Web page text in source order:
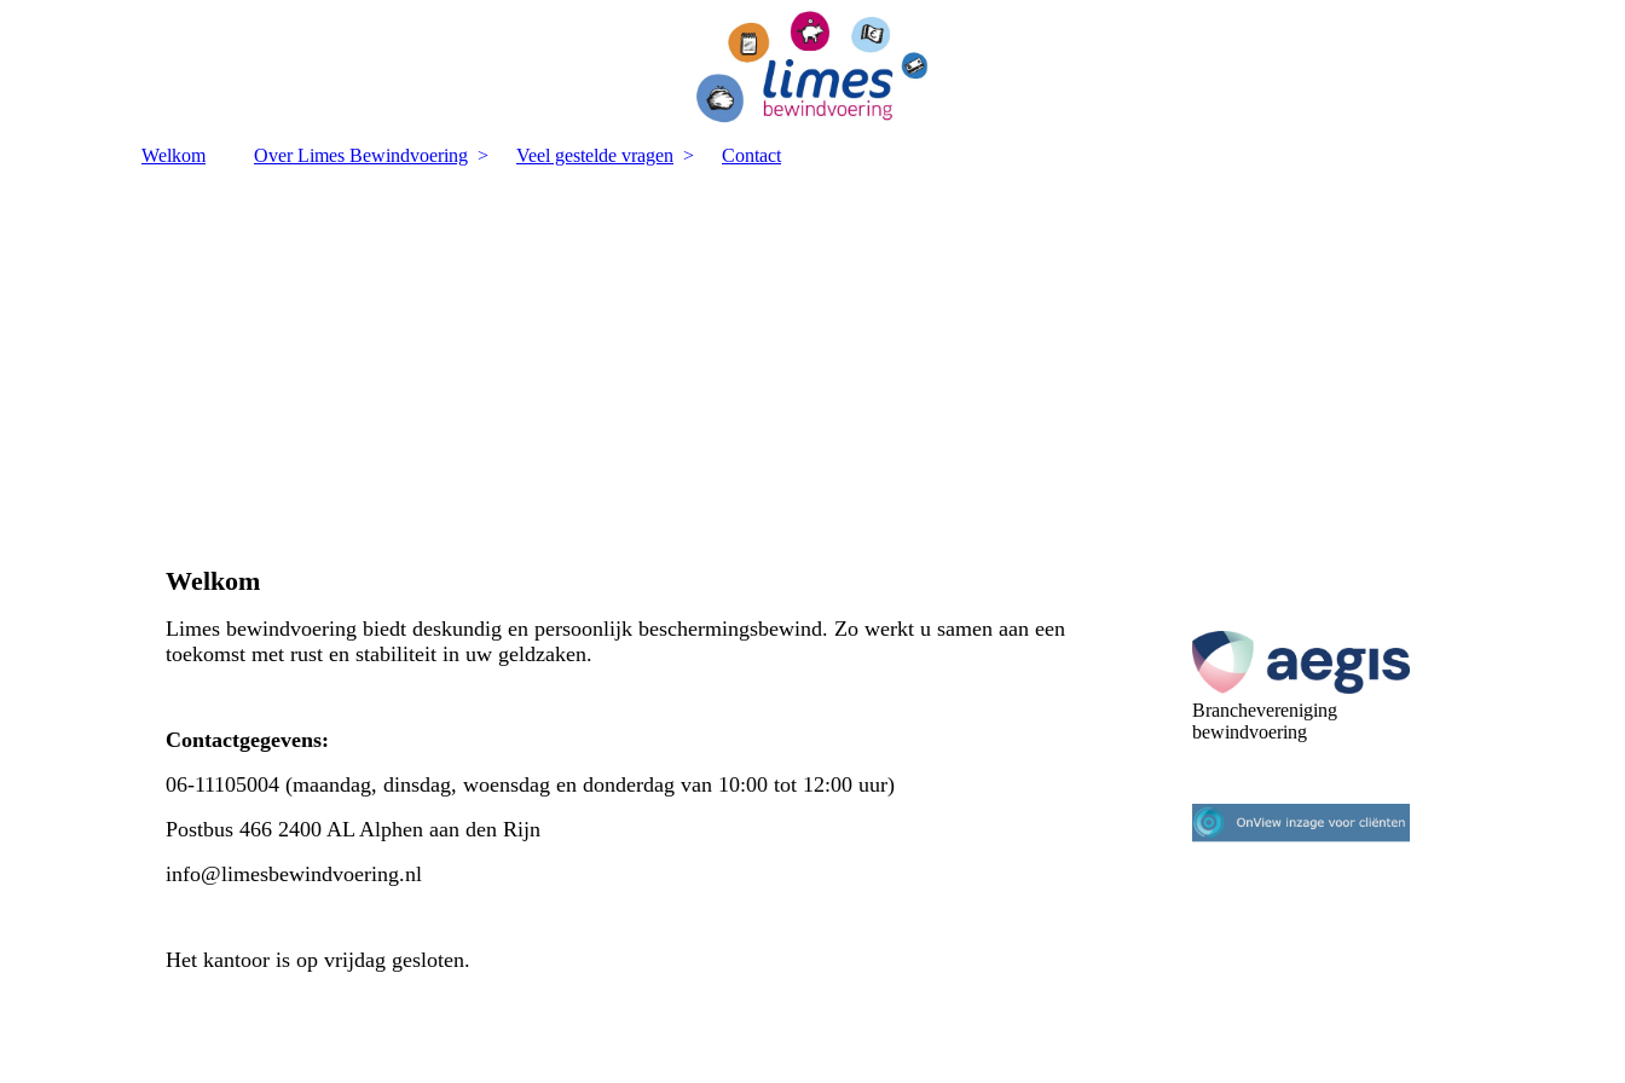
Welkom Over Limes Bewindvoering Veel gestelde vragen Contact
Welkom
Limes bewindvoering biedt deskundig en persoonlijk beschermingsbewind. Zo werkt u samen aan een
toekomst met rust en stabiliteit in uw geldzaken.
Contactgegevens:
06-11105004 (maandag, dinsdag, woensdag en donderdag van 10:00 tot 12:00 uur)
Postbus 466 2400 AL Alphen aan den Rijn
info@limesbewindvoering.nl
Het kantoor is op vrijdag gesloten.
Branchevereniging
bewindvoering